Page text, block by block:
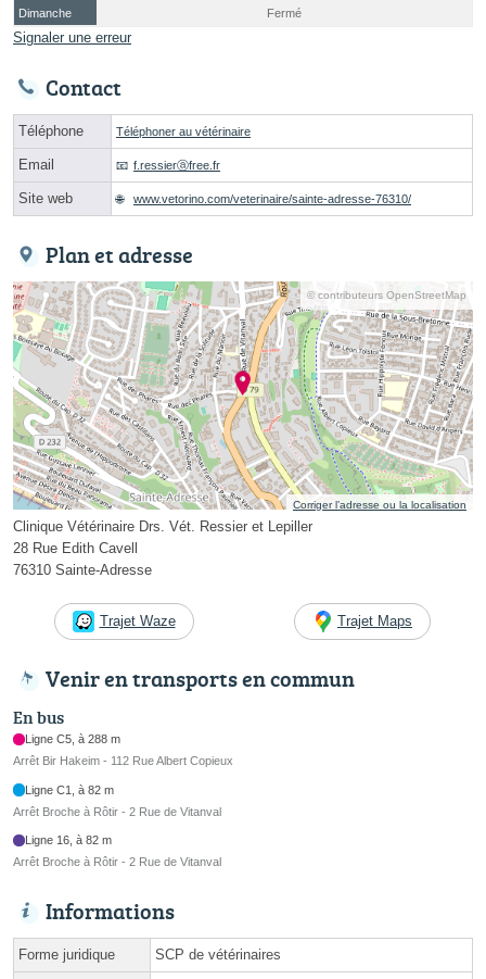
Dimanche
Fermé
Signaler une erreur
Contact
Téléphone Téléphoner au vétérinaire
Email f.ressierⓐfree.fr
Site web www.vetorino.com/veterinaire/sainte-adresse-76310/
Plan et adresse
© contributeurs OpenStreetMap
Corriger l’adresse ou la localisation
Clinique Vétérinaire Drs. Vét. Ressier et Lepiller
28 Rue Edith Cavell
76310 Sainte-Adresse
Trajet Waze Trajet Maps
Venir en transports en commun
En bus
Ligne C5, à 288 m
Arrêt Bir Hakeim - 112 Rue Albert Copieux
Ligne C1, à 82 m
Arrêt Broche à Rôtir - 2 Rue de Vitanval
Ligne 16, à 82 m
Arrêt Broche à Rôtir - 2 Rue de Vitanval
Informations
Forme juridique SCP de vétérinaires